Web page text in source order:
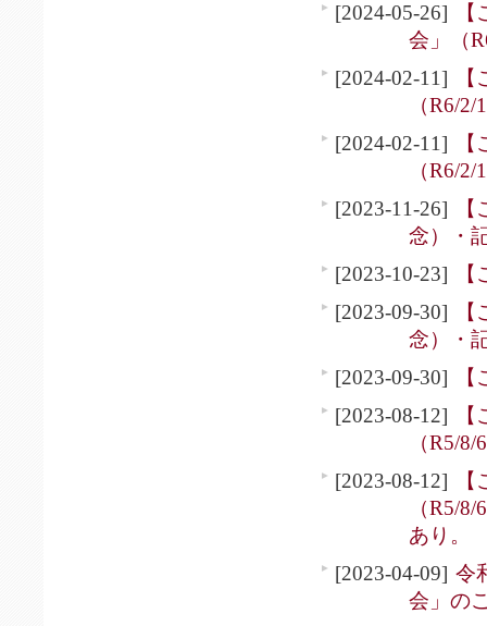
[2024-05-26]
会」（
[2024-02-11]
（R6/2/
[2024-02-11]
（R6/2/
[2023-11-26]
念）・
[2023-10-23]
[2023-09-30]
念）・
[2023-09-30]
[2023-08-12]
（R5/8/
[2023-08-12]
（R5/
あり。
[2023-04-09] 令
会」の